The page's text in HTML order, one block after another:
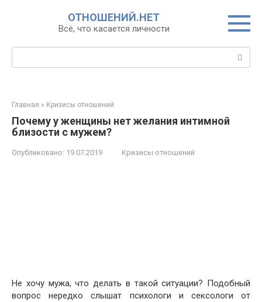
ОТНОШЕНИЙ.НЕТ
Всё, что касается личности
Поиск:
Главная » Кризисы отношений
Почему у женщины нет желания интимной
близости с мужем?
Опубликовано: 19.07.2019 Кризисы отношений
Не хочу мужа, что делать в такой ситуации? Подобный
вопрос нередко слышат психологи и сексологи от